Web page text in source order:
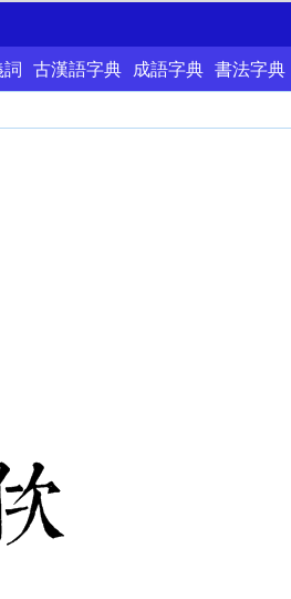
古漢語字典 成語字典 書法字典